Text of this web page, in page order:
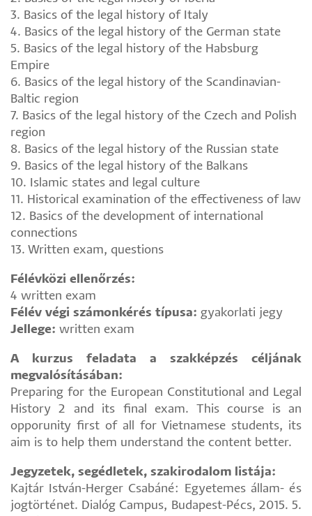
3. Basics of the legal history of Italy
4. Basics of the legal history of the German state
5. Basics of the legal history of the Habsburg
Empire
6. Basics of the legal history of the Scandinavian-
Baltic region
7. Basics of the legal history of the Czech and Polish
region
8. Basics of the legal history of the Russian state
9. Basics of the legal history of the Balkans
10. Islamic states and legal culture
11. Historical examination of the effectiveness of law
12. Basics of the development of international
connections
13. Written exam, questions
Félévközi ellenőrzés:
4 written exam
Félév végi számonkérés típusa: gyakorlati jegy
Jellege: written exam
A kurzus feladata a szakképzés céljának
megvalósításában:
Preparing for the European Constitutional and Legal
History 2 and its final exam. This course is an
opporunity first of all for Vietnamese students, its
aim is to help them understand the content better.
Jegyzetek, segédletek, szakirodalom listája:
Kajtár István-Herger Csabáné: Egyetemes állam- és
jogtörténet. Dialóg Campus, Budapest-Pécs, 2015. 5.